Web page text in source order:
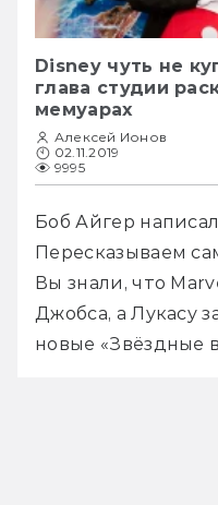
Disney чуть не
глава студии
мемуарах
Алексей Ионов
02.11.2019
9995
Боб Айгер
Пересказываем
Вы знали, что
Джобса, а Лукасу
новые «Звёздные